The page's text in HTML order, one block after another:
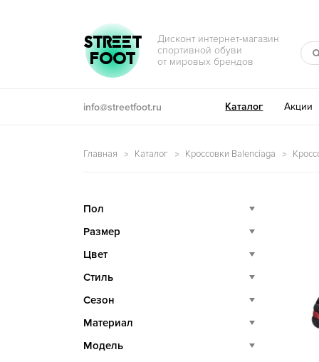
Перейти к навигации
Перейти к содержимому
STREET
FOOT
Дисконт интернет-магазин
спортивной обуви
от мировых брендов
info@streetfoot.ru Каталог Акции
Главная Каталог Кроссовки Balenciaga
Пол
Размер
Цвет
Стиль
Сезон
Материал
Модель